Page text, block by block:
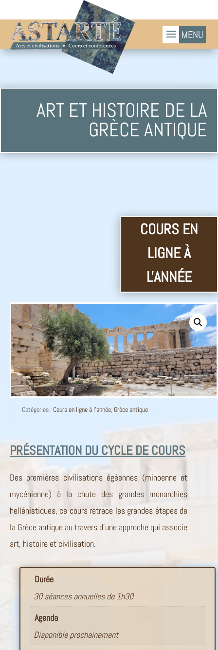
ART ET HISTOIRE DE LA
GRÈCE ANTIQUE
Catégories : Cours en ligne à l'année, Grèce antique
PRÉSENTATION DU CYCLE DE COURS
Des premières civilisations égéennes (minoenne et
mycénienne) à la chute des grandes monarchies
hellénistiques, ce cours retrace les grandes étapes de
la Grèce antique au travers d’une approche qui associe
art, histoire et civilisation.
Durée
30 séances annuelles de 1h30
Agenda
Disponible prochainement